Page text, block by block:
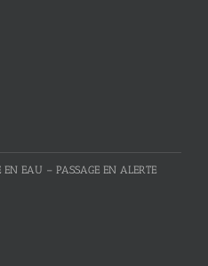
EN EAU – PASSAGE EN ALERTE